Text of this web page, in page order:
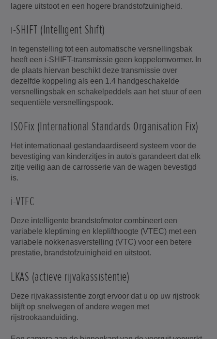
lagere uitstoot en een hogere brandstofzuinigheid.
i-SHIFT (Intelligent Shift)
In tegenstelling tot een automatische versnellingsbak
heeft een i-SHIFT-transmissie geen koppelomvormer. In
de plaats hiervan beschikt deze transmissie over
dezelfde koppeling als een 1.4 handgeschakelde
versnellingsbak en schakelpeddels aan het stuur of een
sequentiële versnellingspook.
ISOFix (International Standards Organisation Fix)
Het internationaal gestandaardiseerd systeem voor de
bevestiging van kinderzitjes in auto's garandeert dat elk
zitje veilig aan de carrosserie van de wagen bevestigd
is.
i-VTEC
Deze intelligente brandstofmotor combineert een
variabele kleptiming en kleplifthoogte (VTEC) met een
variabele nokkenasverstelling (VTC) voor een betere
prestatie, brandstofzuinigheid en uitstoot.
LKAS (actieve rijvakassistentie)
Deze rijvakassistentie zorgt ervoor dat u op uw rijstrook
blijft op snelwegen of andere wegen met
rijstrookaanduiding.